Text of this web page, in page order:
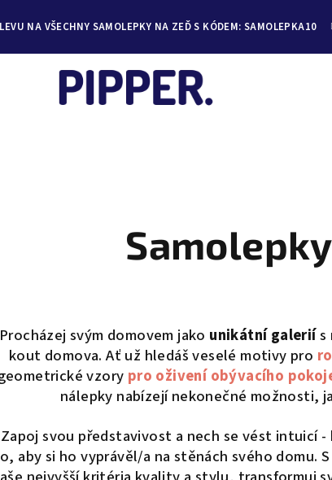
NA VŠECHNY SAMOLEPKY NA ZEĎ S KÓDEM: SAMOLEPKA10
Procházej svým domovem jako unikátní galeriís
kout domova. Ať už hledáš veselé motivy pro
vzory pro oživení obývacího
nálepky nabízejí nekonečné možnosti,
Zapoj svou představivost a nech se vést intuicí
aby si ho vyprávěl/a na stěnách svého domu.